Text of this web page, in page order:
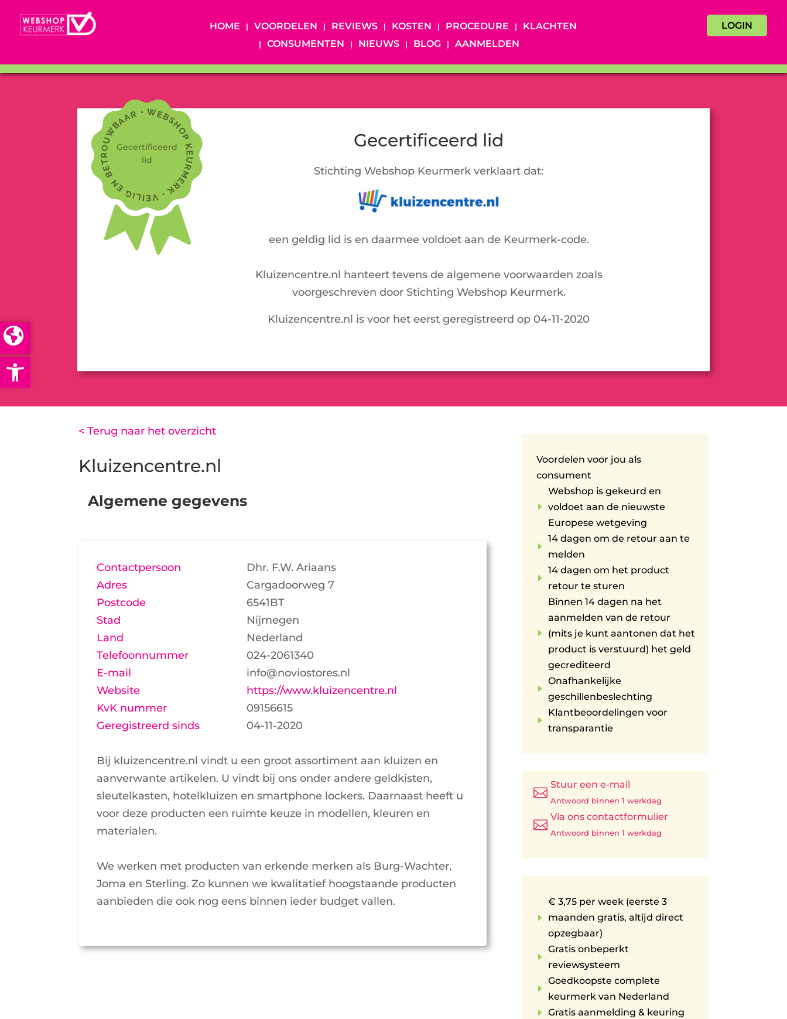
Open toolbar
HOME VOORDELEN REVIEWS KOSTEN PROCEDURE
KLACHTEN
CONSUMENTEN
NIEUWS BLOG AANMELDEN
LOGIN
Gecertificeerd
lid
Gecertificeerd lid
Stichting Webshop Keurmerk verklaart dat:
een geldig lid is en daarmee voldoet aan de Keurmerk-code.
Kluizencentre.nl hanteert tevens de algemene voorwaarden zoals
voorgeschreven door Stichting Webshop Keurmerk.
Kluizencentre.nl is voor het eerst geregistreerd op 04-11-2020
< Terug naar het overzicht
Kluizencentre.nl
Algemene gegevens
Contactpersoon
Dhr. F.W. Ariaans
Adres
Cargadoorweg 7
Postcode
6541BT
Stad
Nijmegen
Land
Nederland
Telefoonnummer
024-2061340
E-mail
info@noviostores.nl
Website
https://www.kluizencentre.nl
KvK nummer
09156615
Geregistreerd sinds
04-11-2020
Bij kluizencentre.nl vindt u een groot assortiment aan kluizen en
aanverwante artikelen. U vindt bij ons onder andere geldkisten,
sleutelkasten, hotelkluizen en smartphone lockers. Daarnaast heeft u
voor deze producten een ruimte keuze in modellen, kleuren en
materialen.
We werken met producten van erkende merken als Burg-Wachter,
Joma en Sterling. Zo kunnen we kwalitatief hoogstaande producten
aanbieden die ook nog eens binnen ieder budget vallen.
Voordelen voor jou als
consument
E
Webshop is gekeurd en
voldoet aan de nieuwste
Europese wetgeving
E
14 dagen om de retour aan te
melden
E
14 dagen om het product
retour te sturen
E
Binnen 14 dagen na het
aanmelden van de retour
(mits je kunt aantonen dat het
product is verstuurd) het geld
gecrediteerd
E
Onafhankelijke
geschillenbeslechting
E
Klantbeoordelingen voor
transparantie

Stuur een e-mail
Antwoord binnen 1 werkdag

Via ons contactformulier
Antwoord binnen 1 werkdag
E
€ 3,75 per week (eerste 3
maanden gratis, altijd direct
opzegbaar)
E
Gratis onbeperkt
reviewsysteem
E
Goedkoopste complete
keurmerk van Nederland
E Gratis aanmelding & keuring